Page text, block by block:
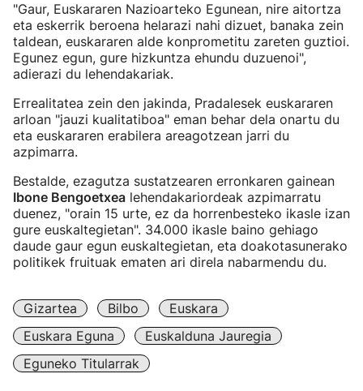
"Gaur, Euskararen Nazioarteko Egunean, nire aitortza
eta eskerrik beroena helarazi nahi dizuet, banaka zein
taldean, euskararen alde konprometitu zareten guztioi.
Egunez egun, gure hizkuntza ehundu duzuenoi",
adierazi du lehendakariak.
Errealitatea zein den jakinda, Pradalesek euskararen
arloan "jauzi kualitatiboa" eman behar dela onartu du
eta euskararen erabilera areagotzean jarri du
azpimarra.
Bestalde, ezagutza sustatzearen erronkaren gainean
Ibone Bengoetxea lehendakariordeak azpimarratu
duenez, "orain 15 urte, ez da horrenbesteko ikasle izan
gure euskaltegietan". 34.000 ikasle baino gehiago
daude gaur egun euskaltegietan, eta doakotasunerako
politikek fruituak ematen ari direla nabarmendu du.
Gizartea Bilbo
Euskara
Euskara Eguna
Euskalduna Jauregia
Eguneko Titularrak